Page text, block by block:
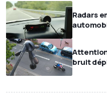
Radars
bruit